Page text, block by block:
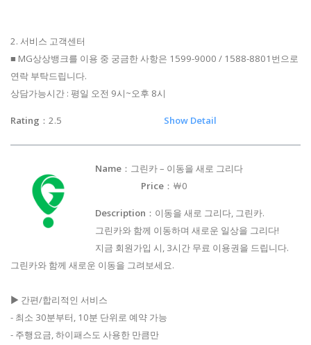
2. 서비스 고객센터
■ MG상상뱅크를 이용 중 궁금한 사항은 1599-9000 / 1588-8801번으로
연락 부탁드립니다.
상담가능시간 : 평일 오전 9시~오후 8시
Rating ：2.5 Show Detail
Name ：그린카 – 이동을 새로 그리다
Price ：￦0
Description ：이동을 새로 그리다, 그린카.
그린카와 함께 이동하며 새로운 일상을 그리다!
지금 회원가입 시, 3시간 무료 이용권을 드립니다.
그린카와 함께 새로운 이동을 그려보세요.
▶ 간편/합리적인 서비스
- 최소 30분부터, 10분 단위로 예약 가능
- 주행요금, 하이패스도 사용한 만큼만